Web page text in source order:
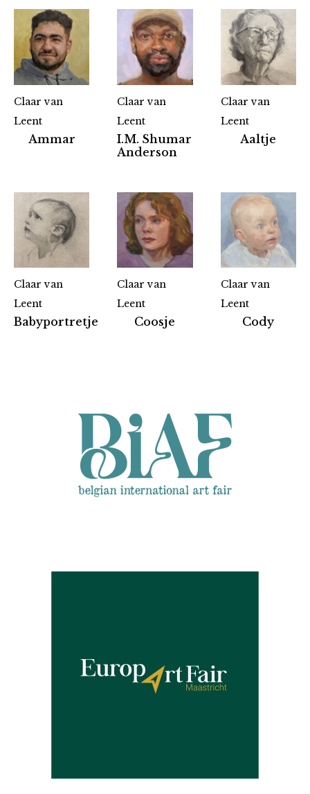
Claar van
Leent
Ammar
Claar van
Leent
I.M. Shumar
Anderson
Claar van
Leent
Aaltje
Claar van
Leent
Babyportretje
Claar van
Leent
Coosje
Claar van
Leent
Cody
Partners